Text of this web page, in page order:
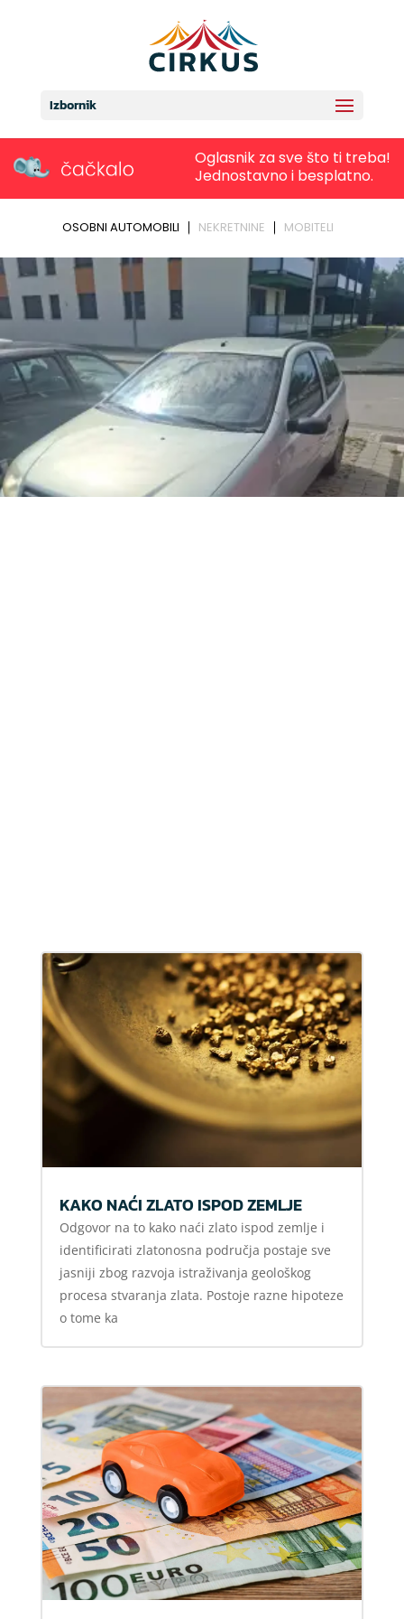
Izbornik
KAKO NAĆI ZLATO ISPOD ZEMLJE
Odgovor na to kako naći zlato ispod zemlje i
identificirati zlatonosna područja postaje sve
jasniji zbog razvoja istraživanja geološkog
procesa stvaranja zlata. Postoje razne hipoteze
o tome ka